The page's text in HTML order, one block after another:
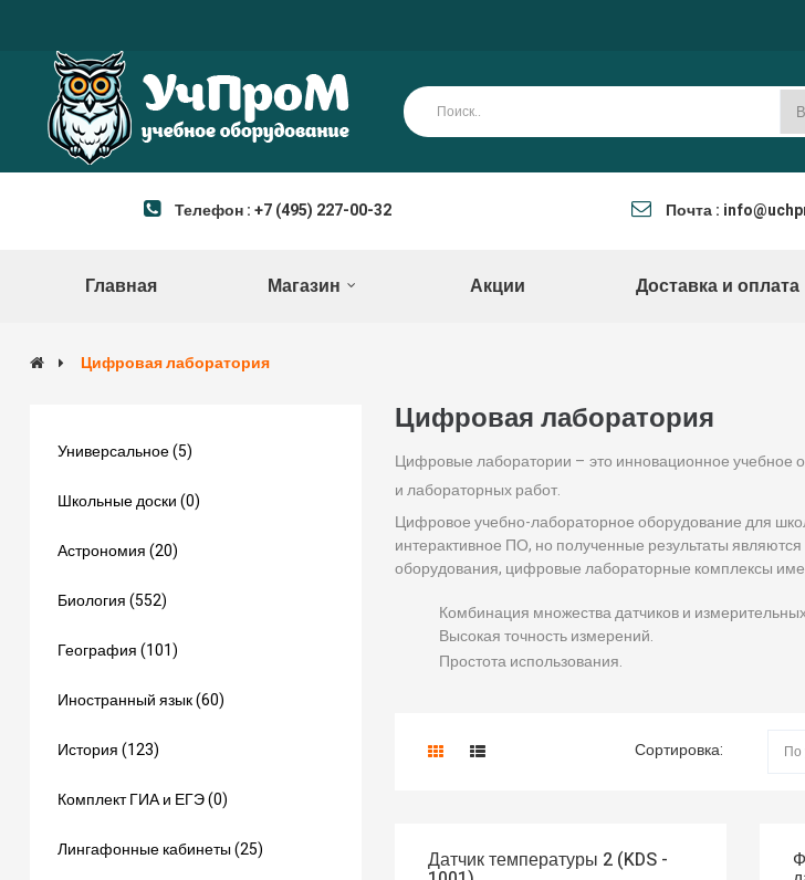
Телефон : +7 (495) 227-00-32 Почта :
Главная Магазин Акции Доставка и оплата
Цифровая лаборатория
Универсальное (5)
Школьные доски (0)
Астрономия (20)
Биология (552)
География (101)
Иностранный язык (60)
История (123)
Комплект ГИА и ЕГЭ (0)
Лингафонные кабинеты (25)
Цифровая лаборатория
Цифровые лаборатории – это инновационное учебное
и лабораторных работ.
Цифровое учебно-лабораторное оборудование для
интерактивное ПО, но полученные результаты
оборудования, цифровые лабораторные комплексы
Комбинация множества датчиков и
Высокая точность измерений.
Простота использования.
Сортировка:
Датчик температуры 2 (KDS -